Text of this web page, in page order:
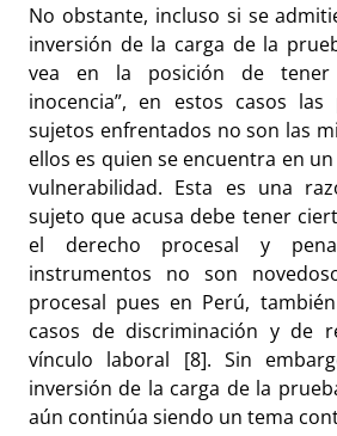
No obstante, incluso si se
inversión de la carga de la
vea en la posición de
inocencia”, en estos casos
sujetos enfrentados no son las
ellos es quien se encuentra en
vulnerabilidad. Esta es una
sujeto que acusa debe tener
el derecho procesal y
instrumentos no son
procesal pues en Perú,
casos de discriminación y de
vínculo laboral [8]. Sin
inversión de la carga de la
aún continúa siendo un tema